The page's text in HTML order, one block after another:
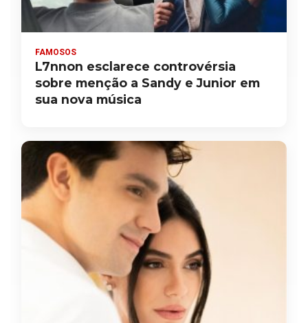
FAMOSOS
L7nnon esclarece controvérsia
sobre menção a Sandy e Junior em
sua nova música